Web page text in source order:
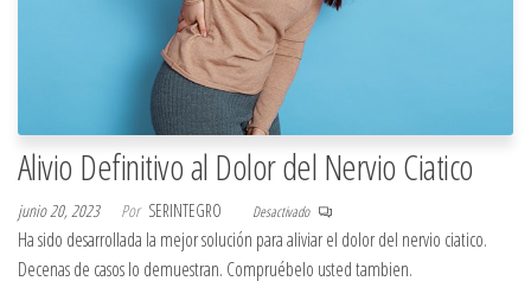
Alivio Definitivo al Dolor del Nervio Ciatico
junio 20, 2023 Por SERINTEGRO Desactivado
Ha sido desarrollada la mejor solución para aliviar el dolor del nervio ciatico.
Decenas de casos lo demuestran. Compruébelo usted tambien.